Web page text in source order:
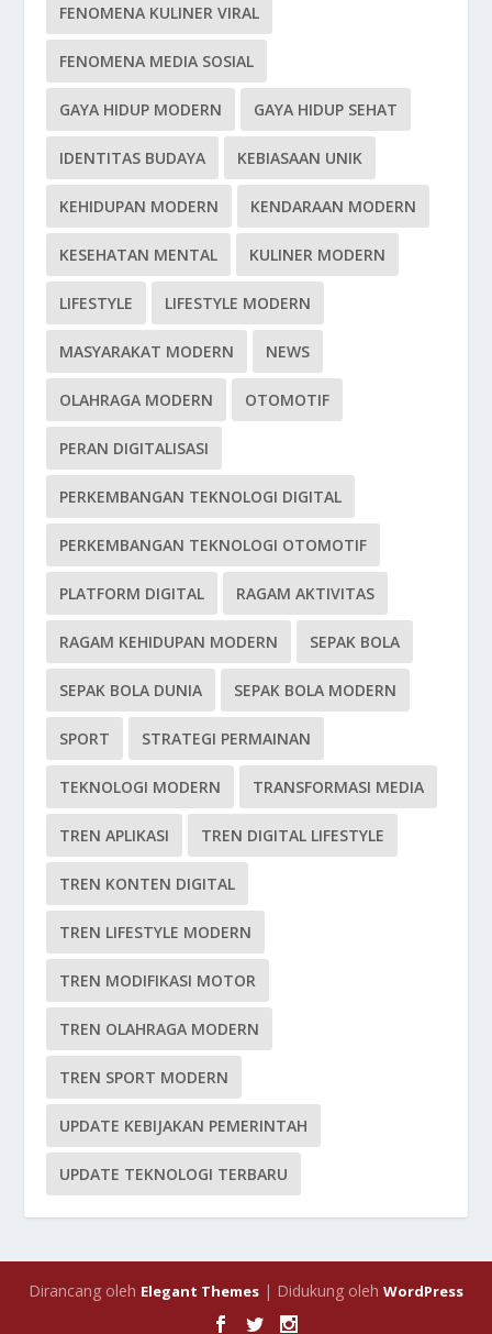
FENOMENA KULINER VIRAL
FENOMENA MEDIA SOSIAL
GAYA HIDUP MODERN GAYA HIDUP SEHAT
IDENTITAS BUDAYA KEBIASAAN UNIK
KEHIDUPAN MODERN KENDARAAN MODERN
KESEHATAN MENTAL KULINER MODERN
LIFESTYLE LIFESTYLE MODERN
MASYARAKAT MODERN NEWS
OLAHRAGA MODERN OTOMOTIF
PERAN DIGITALISASI
PERKEMBANGAN TEKNOLOGI DIGITAL
PERKEMBANGAN TEKNOLOGI OTOMOTIF
PLATFORM DIGITAL RAGAM AKTIVITAS
RAGAM KEHIDUPAN MODERN SEPAK BOLA
SEPAK BOLA DUNIA SEPAK BOLA MODERN
SPORT STRATEGI PERMAINAN
TEKNOLOGI MODERN TRANSFORMASI MEDIA
TREN APLIKASI TREN DIGITAL LIFESTYLE
TREN KONTEN DIGITAL
TREN LIFESTYLE MODERN
TREN MODIFIKASI MOTOR
TREN OLAHRAGA MODERN
TREN SPORT MODERN
UPDATE KEBIJAKAN PEMERINTAH
UPDATE TEKNOLOGI TERBARU
Dirancang oleh Elegant Themes | Didukung oleh WordPress